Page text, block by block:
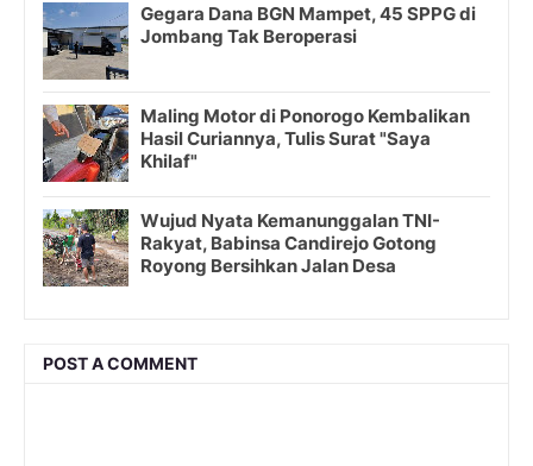
Gegara Dana BGN Mampet, 45 SPPG di
Jombang Tak Beroperasi
Maling Motor di Ponorogo Kembalikan
Hasil Curiannya, Tulis Surat "Saya
Khilaf"
Wujud Nyata Kemanunggalan TNI-
Rakyat, Babinsa Candirejo Gotong
Royong Bersihkan Jalan Desa
POST A COMMENT